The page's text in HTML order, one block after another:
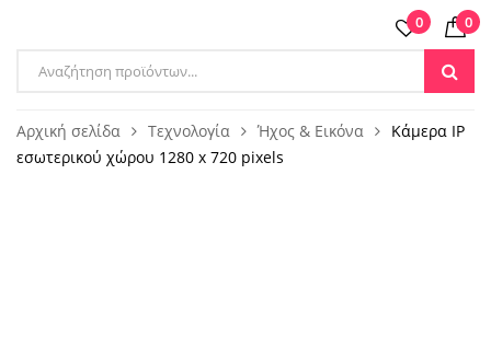
Products
0 0
Αρχική σελίδα Τεχνολογία Ήχος & Εικόνα
Κάμερα IP
εσωτερικού χώρου 1280 x 720 pixels